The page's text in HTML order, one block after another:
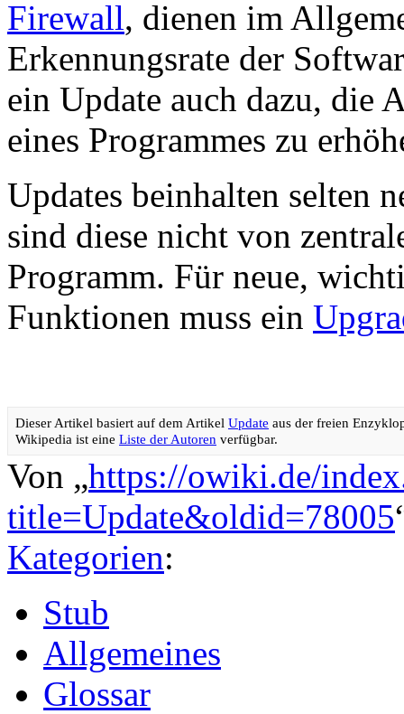
Firewall, dienen im
Erkennungsrate der
ein Update auch dazu, die
eines Programmes zu
Updates beinhalten selten
sind diese nicht von
Programm. Für neue,
Funktionen muss ein
Dieser Artikel basiert auf dem Artikel Update aus der freien
Wikipedia ist eine Liste der Autoren verfügbar.
Von „https://owiki.de/
title=Update&oldid=78005
Kategorien:
Stub
Allgemeines
Glossar